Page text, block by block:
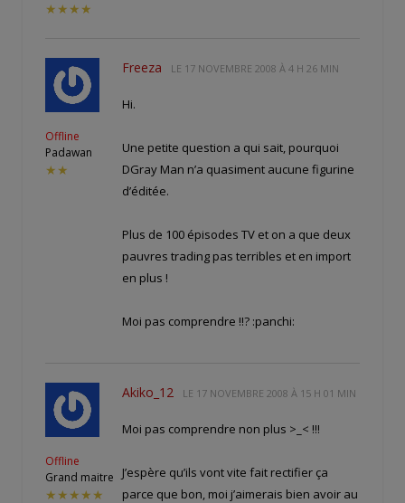
★★★★
Offline
Padawan
★★
Freeza LE 17 NOVEMBRE 2008 À 4 H 26 MIN
Hi.
Une petite question a qui sait, pourquoi
DGray Man n’a quasiment aucune figurine
d’éditée.
Plus de 100 épisodes TV et on a que deux
pauvres trading pas terribles et en import
en plus !
Moi pas comprendre !!? :panchi:
Offline
Grand maitre
★★★★★
Akiko_12 LE 17 NOVEMBRE 2008 À 15 H 01 MIN
Moi pas comprendre non plus >_< !!!
J’espère qu’ils vont vite fait rectifier ça
parce que bon, moi j’aimerais bien avoir au